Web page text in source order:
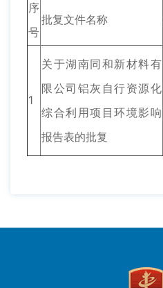
序
号
批复文件名称
1
关于湖南同和新材料有
限公司铝灰自行资源化
综合利用项目环境影响
报告表的批复